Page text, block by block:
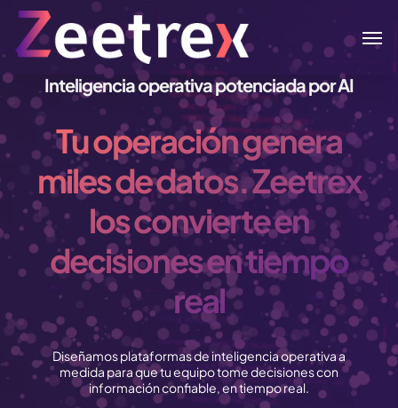
Skip
main
contentInteligencia operativa potenciada por AI
Tu operación genera
miles de datos. Zeetrex
los convierte en
decisiones en tiempo
real
Diseñamos plataformas de inteligencia operativa a
medida para que tu equipo tome decisiones con
información confiable, en tiempo real.